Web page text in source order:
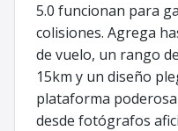
5.0 funcionan para
colisiones. Agrega
de vuelo, un rango
15km y un diseño
plataforma
desde fotógrafos